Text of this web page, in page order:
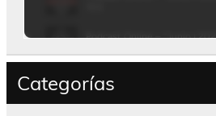
Categorías